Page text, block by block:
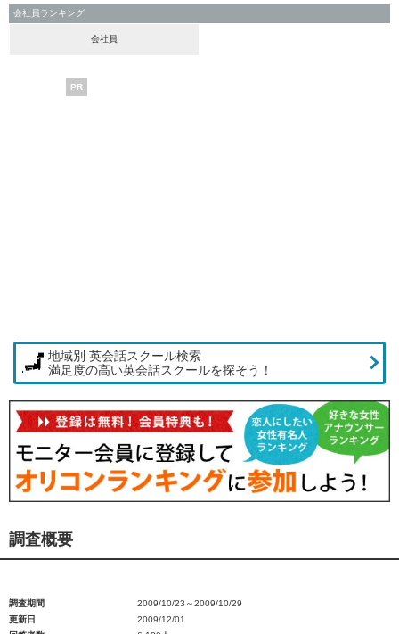
会社員ランキング
会社員
PR
地域別 英会話スクール検索
満足度の高い英会話スクールを探そう！
調査概要
調査期間
2009/10/23～2009/10/29
更新日
2009/12/01